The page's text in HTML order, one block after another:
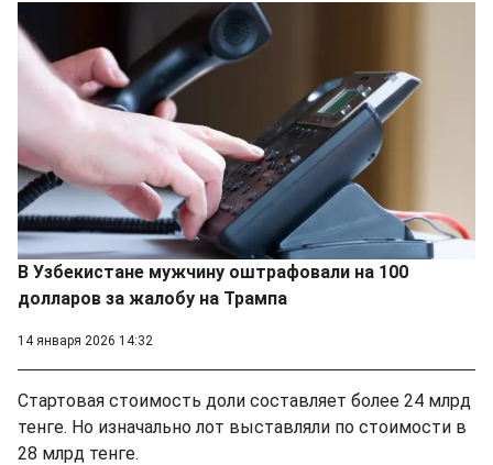
В Узбекистане мужчину оштрафовали на 100
долларов за жалобу на Трампа
14 января 2026 14:32
Стартовая стоимость доли составляет более 24 млрд
тенге. Но изначально лот выставляли по стоимости в
28 млрд тенге.